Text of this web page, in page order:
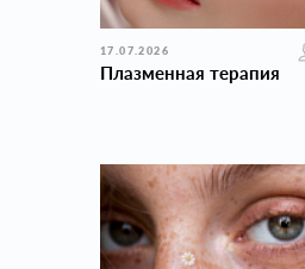
17.07.2026
Плазменная терапия